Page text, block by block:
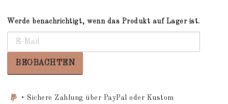
Werde benachrichtigt, wenn das Produkt auf Lager ist.
BEOBACHTEN
• Sichere Zahlung über PayPal oder Kustom